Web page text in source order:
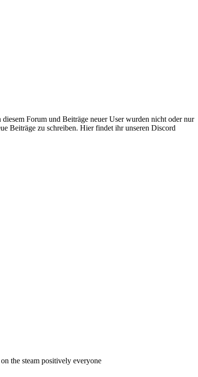
Forum und Beiträge neuer User wurden nicht oder nur
Beiträge zu schreiben. Hier findet ihr unseren Discord
the steam positively everyone